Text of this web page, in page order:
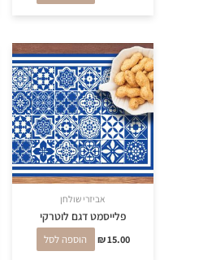
אביזרי שולחן
פלייסמט דגם לוטרקי
₪15.00 הוספה לסל